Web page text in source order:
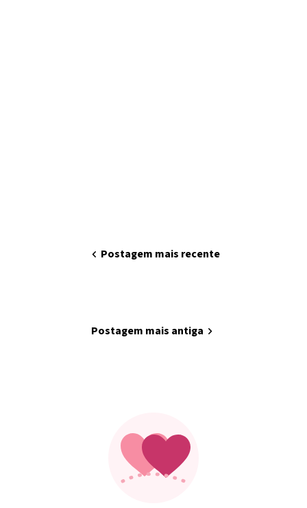
chevron_left Postagem mais recente
Postagem mais antiga chevron_right